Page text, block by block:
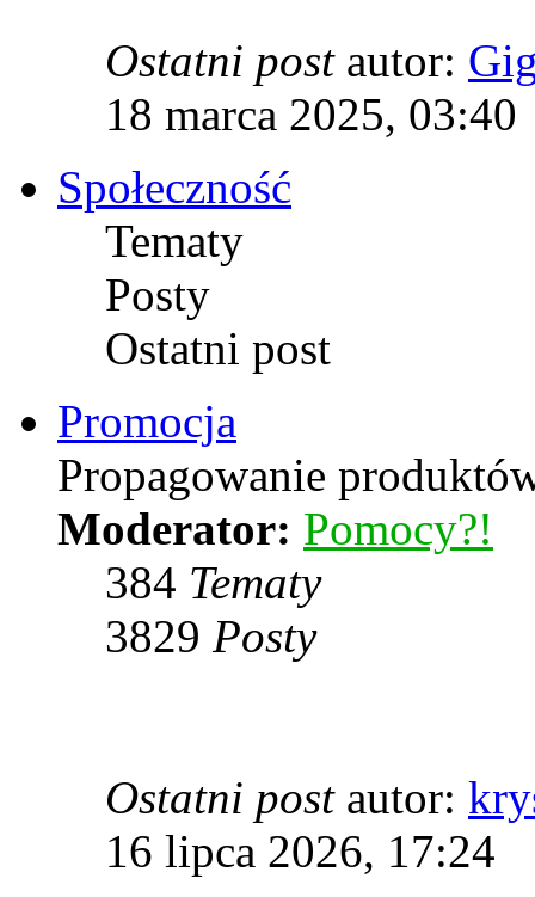
Ostatni postautor:
18 marca 2025, 03:40
Społeczność
Tematy
Posty
Ostatni post
Promocja
Propagowanie
Moderator: Pomocy?!
384 Tematy
3829 Posty
Ostatni postautor:
16 lipca 2026, 17:24